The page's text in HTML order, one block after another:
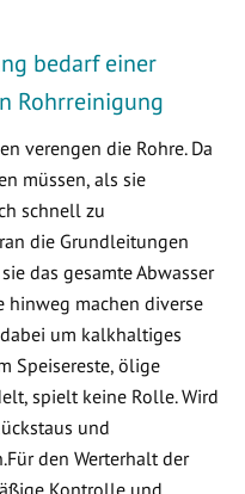
bedarf einer
Rohrreinigung
verengen die Rohre. Da
müssen, als sie
schnell zu
die Grundleitungen
das gesamte Abwasser
hinweg machen diverse
um kalkhaltiges
Speisereste, ölige
spielt keine Rolle. Wird
und
den Werterhalt der